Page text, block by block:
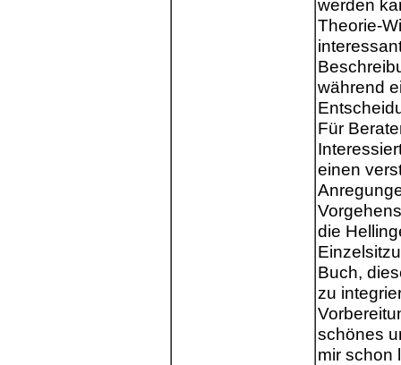
werden
Theorie-
während
Für
einen
die
Buch,
zu
schönes
mir schon